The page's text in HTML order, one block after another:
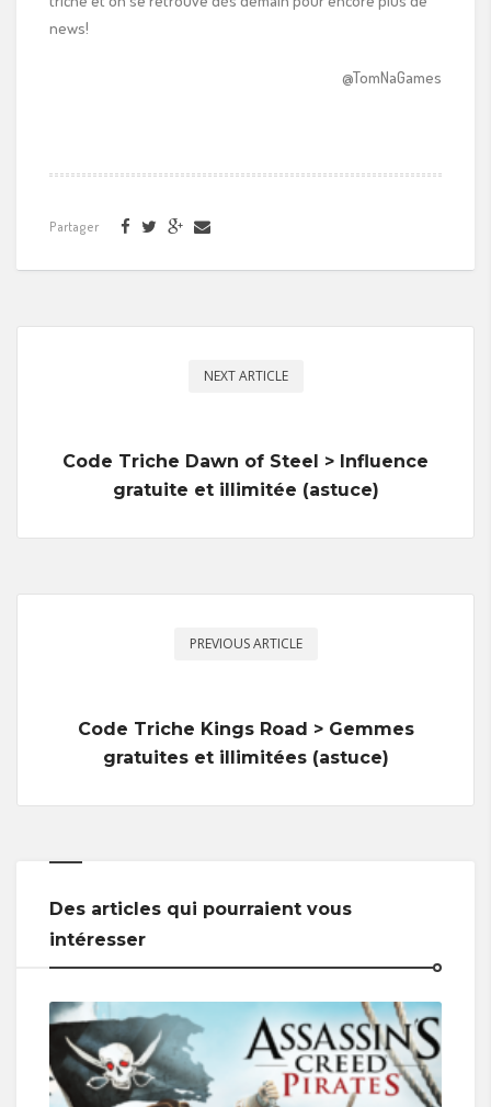
news!
@TomNaGames
Partager
NEXT ARTICLE
Code Triche Dawn of Steel > Influence
gratuite et illimitée (astuce)
PREVIOUS ARTICLE
Code Triche Kings Road > Gemmes
gratuites et illimitées (astuce)
Des articles qui pourraient vous
intéresser